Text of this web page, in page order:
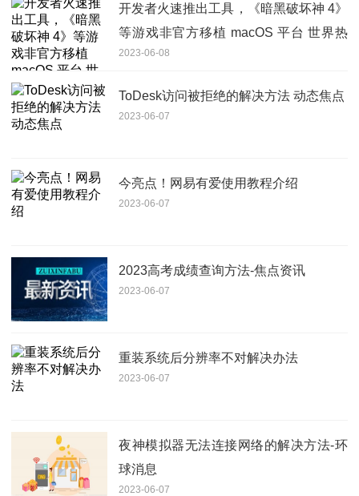
开发者火速推出工具，《暗黑破坏神 4》
等游戏非官方移植 macOS 平台 世界热
资讯
2023-06-08
ToDesk访问被拒绝的解决方法 动态焦点
2023-06-07
今亮点！网易有爱使用教程介绍
2023-06-07
2023高考成绩查询方法-焦点资讯
2023-06-07
重装系统后分辨率不对解决办法
2023-06-07
夜神模拟器无法连接网络的解决方法-环
球消息
2023-06-07